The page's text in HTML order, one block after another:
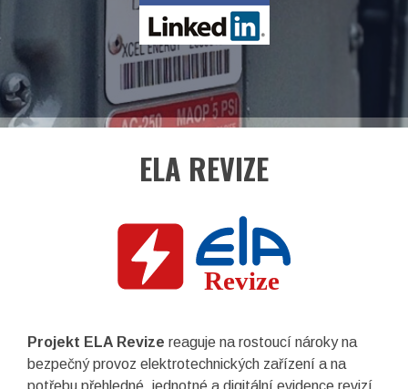
EN
Facebook
LinkedIn
ELA REVIZE
Projekt ELA Revize reaguje na rostoucí nároky na
bezpečný provoz elektrotechnických zařízení a na